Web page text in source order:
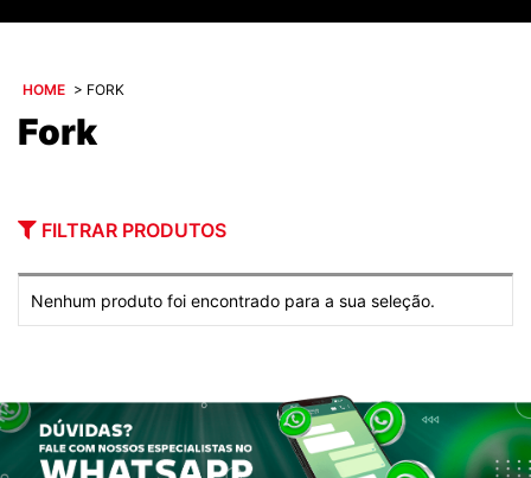
HOME > FORK
Fork
FILTRAR PRODUTOS
Nenhum produto foi encontrado para a sua seleção.